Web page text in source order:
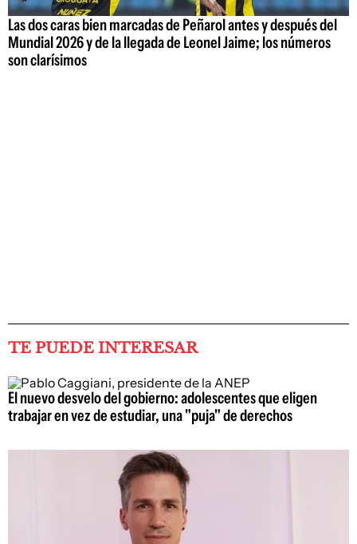
Las dos caras bien marcadas de Peñarol antes y después del
Mundial 2026 y de la llegada de Leonel Jaime; los números
son clarísimos
TE PUEDE INTERESAR
El nuevo desvelo del gobierno: adolescentes que eligen
trabajar en vez de estudiar, una "puja" de derechos